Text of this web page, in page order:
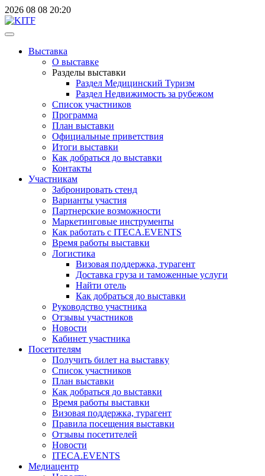
2026 08 08 20:20
Выставка
О выставке
Разделы выставки
Раздел Медицинский Туризм
Раздел Недвижимость за рубежом
Список участников
Программа
План выставки
Официальные приветствия
Итоги выставки
Как добраться до выставки
Контакты
Участникам
Забронировать стенд
Варианты участия
Партнерские возможности
Маркетинговые инструменты
Как работать с ITECA.EVENTS
Время работы выставки
Логистика
Визовая поддержка, турагент
Доставка груза и таможенные услуги
Найти отель
Как добраться до выставки
Руководство участника
Отзывы участников
Новости
Кабинет участника
Посетителям
Получить билет на выставку
Список участников
План выставки
Как добраться до выставки
Время работы выставки
Визовая поддержка, турагент
Правила посещения выставки
Отзывы посетителей
Новости
ITECA.EVENTS
Медиацентр